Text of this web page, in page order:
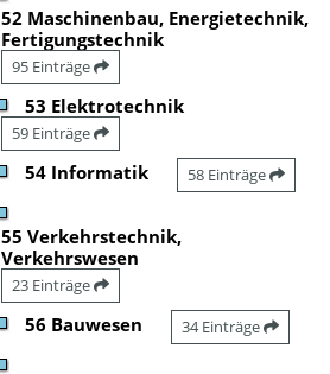
52 Maschinenbau, Energietechnik,
Fertigungstechnik
95 Einträge
53 Elektrotechnik
59 Einträge
54 Informatik 58 Einträge
55 Verkehrstechnik,
Verkehrswesen
23 Einträge
56 Bauwesen 34 Einträge